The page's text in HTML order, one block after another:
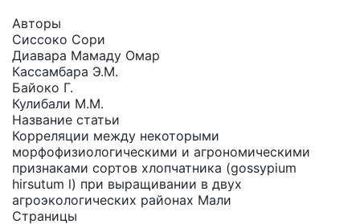
Авторы
Сиссоко Сори
Диавара Мамаду Омар
Кассамбара Э.М.
Байоко Г.
Кулибали М.М.
Название статьи
Корреляции между некоторыми
морфофизиологическими и агрономическими
признаками сортов хлопчатника (gossypium
hirsutum l) при выращивании в двух
агроэкологических районах Мали
Страницы